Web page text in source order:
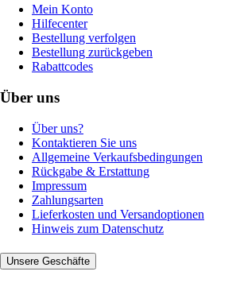
Mein Konto
Hilfecenter
Bestellung verfolgen
Bestellung zurückgeben
Rabattcodes
Über uns
Über uns?
Kontaktieren Sie uns
Allgemeine Verkaufsbedingungen
Rückgabe & Erstattung
Impressum
Zahlungsarten
Lieferkosten und Versandoptionen
Hinweis zum Datenschutz
Unsere Geschäfte